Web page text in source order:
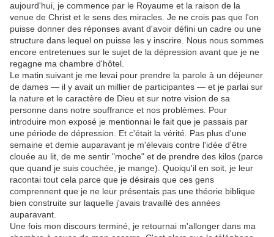
aujourd'hui, je commence par le Royaume et la raison de la
venue de Christ et le sens des miracles. Je ne crois pas que l'on
puisse donner des réponses avant d'avoir défini un cadre ou une
structure dans lequel on puisse les y inscrire. Nous nous sommes
encore entretenues sur le sujet de la dépression avant que je ne
regagne ma chambre d'hôtel.
Le matin suivant je me levai pour prendre la parole à un déjeuner
de dames — il y avait un millier de participantes — et je parlai sur
la nature et le caractère de Dieu et sur notre vision de sa
personne dans notre souffrance et nos problèmes. Pour
introduire mon exposé je mentionnai le fait que je passais par
une période de dépression. Et c'était la vérité. Pas plus d'une
semaine et demie auparavant je m'élevais contre l'idée d'être
clouée au lit, de me sentir "moche" et de prendre des kilos (parce
que quand je suis couchée, je mange). Quoiqu'il en soit, je leur
racontai tout cela parce que je désirais que ces gens
comprennent que je ne leur présentais pas une théorie biblique
bien construite sur laquelle j'avais travaillé des années
auparavant.
Une fois mon discours terminé, je retournai m'allonger dans ma